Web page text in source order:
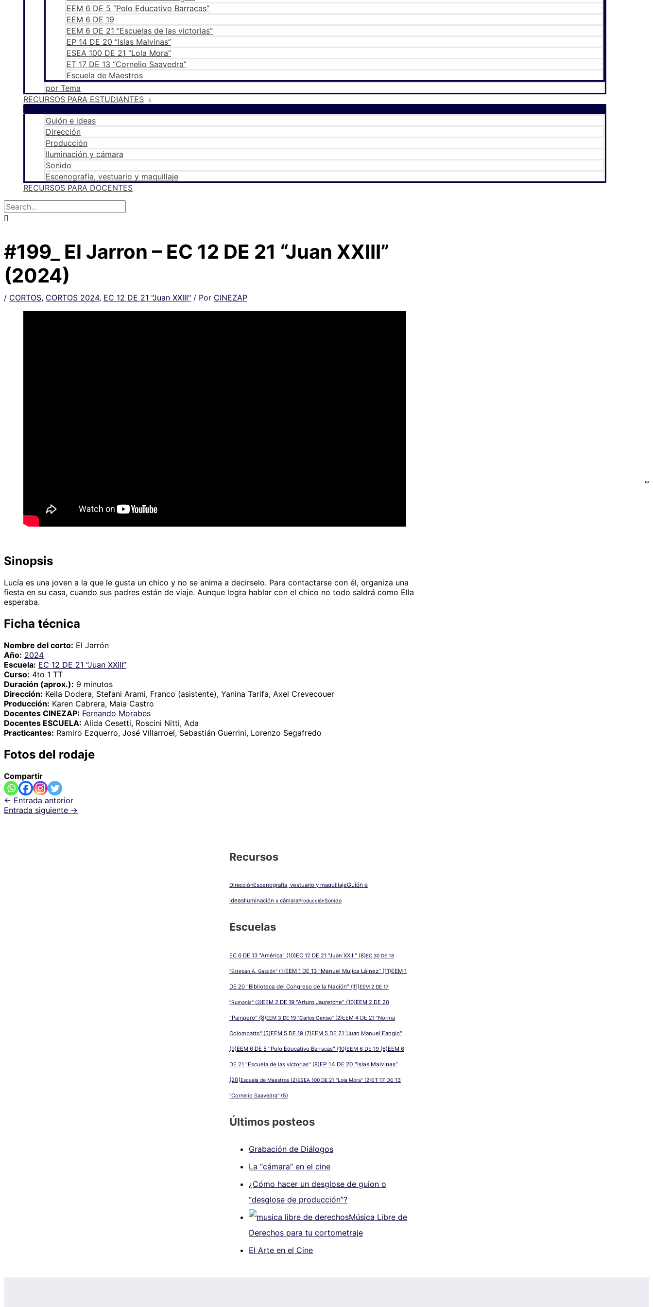
EEM 6 DE 5 “Polo Educativo Barracas”
EEM 6 DE 19
EEM 6 DE 21 “Escuelas de las victorias”
EP 14 DE 20 “Islas Malvinas”
ESEA 100 DE 21 “Lola Mora”
ET 17 DE 13 “Cornelio Saavedra”
Escuela de Maestros
por Tema
RECURSOS PARA ESTUDIANTES
Guión e ideas
Dirección
Producción
Iluminación y cámara
Sonido
Escenografía, vestuario y maquillaje
RECURSOS PARA DOCENTES
Buscar
por:
#199_ El Jarron – EC 12 DE 21 “Juan XXIII”
(2024)
/ CORTOS, CORTOS 2024, EC 12 DE 21 "Juan XXIII" / Por CINEZAP
Sinopsis
Lucía es una joven a la que le gusta un chico y no se anima a decirselo. Para contactarse con él, organiza una
fiesta en su casa, cuando sus padres están de viaje. Aunque logra hablar con el chico no todo saldrá como Ella
esperaba.
Ficha técnica
Nombre del corto: El Jarrón
Año: 2024
Escuela: EC 12 DE 21 “Juan XXIII”
Curso: 4to 1 TT
Duración (aprox.): 9 minutos
Dirección: Keila Dodera, Stefani Arami, Franco (asistente), Yanina Tarifa, Axel Crevecouer
Producción: Karen Cabrera, Maia Castro
Docentes CINEZAP: Fernando Morabes
Docentes ESCUELA: Alida Cesetti, Roscini Nitti, Ada
Practicantes: Ramiro Ezquerro, José Villarroel, Sebastián Guerrini, Lorenzo Segafredo
Fotos del rodaje
Compartir
← Entrada anterior
Entrada siguiente →
Recursos
DirecciónEscenografía, vestuario y maquillajeGuión e
ideasIluminación y cámaraProducciónSonido
Escuelas
EC 6 DE 13 "América" (10)EC 12 DE 21 "Juan XXIII" (8)EC 30 DE 18
"Esteban A. Gascón" (1)EEM 1 DE 13 "Manuel Mujica Láinez" (11)EEM 1
DE 20 "Biblioteca del Congreso de la Nación" (11)EEM 2 DE 17
"Rumania" (2)EEM 2 DE 19 "Arturo Jauretche" (10)EEM 2 DE 20
"Pampero" (8)EEM 3 DE 19 "Carlos Geniso" (2)EEM 4 DE 21 "Norma
Colombatto" (5)EEM 5 DE 19 (7)EEM 5 DE 21 "Juan Manuel Fangio"
(9)EEM 6 DE 5 "Polo Educativo Barracas" (10)EEM 6 DE 19 (6)EEM 6
DE 21 "Escuela de las victorias" (8)EP 14 DE 20 "Islas Malvinas"
(20)Escuela de Maestros (2)ESEA 100 DE 21 "Lola Mora" (2)ET 17 DE 13
"Cornelio Saavedra" (5)
Últimos posteos
Grabación de Diálogos
La “cámara” en el cine
¿Cómo hacer un desglose de guion o
“desglose de producción”?
Música Libre de
Derechos para tu cortometraje
El Arte en el Cine